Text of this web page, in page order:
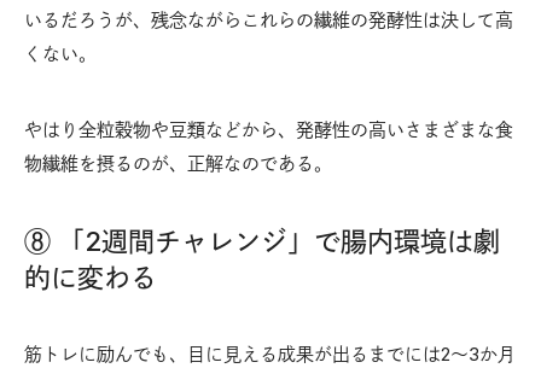
いるだろうが、残念ながらこれらの繊維の発酵性は決して高
くない。
やはり全粒穀物や豆類などから、発酵性の高いさまざまな食
物繊維を摂るのが、正解なのである。
⑧ 「2週間チャレンジ」で腸内環境は劇
的に変わる
筋トレに励んでも、目に見える成果が出るまでには2〜3か月